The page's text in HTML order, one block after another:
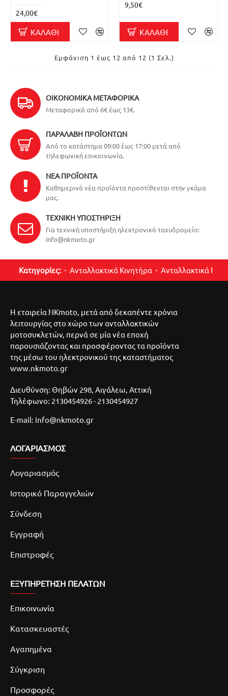
24,00€
ΚΑΛΆΘΙ
9,50€
ΚΑΛΆΘΙ
Εμφάνιση 1 έως 12 από 12 (1 Σελ.)
ΟΙΚΟΝΟΜΙΚΆ ΜΕΤΑΦΟΡΙΚΆ
Μεταφορικά από 6€ έως 13€.
ΠΑΡΑΛΑΒΉ ΠΡΟΪΌΝΤΩΝ
Από το κατάστημα 09:00 έως 17:00 μετά από
τηλεφωνική επικοινωνία.
ΝΈΑ ΠΡΟΪΌΝΤΑ
Καθημερινά νέα προϊόντα προστίθενται στην γκάμα
μας.
ΤΕΧΝΙΚΉ ΥΠΟΣΤΉΡΙΞΗ
Για τεχνική υποστήριξη ηλεκτρονικό ταχυδρομείο:
info@nkmoto.gr
Κατηγορίες: Ανταλλακτικά Κινητήρα Ανταλλακτικά
Η εταιρεία NKmoto, μετά από δεκαπέντε χρόνια
λειτουργίας στο χώρο των ανταλλακτικών
μοτοσυκλετών, περνά σε μία νέα εποχή
παρουσιάζοντας και προσφέροντας τα προϊόντα
της μέσω του ηλεκτρονικού της καταστήματος
www.nkmoto.gr
Διευθύνση: Θηβών 298, Αιγάλεω, Αττική
Τηλέφωνο: 2130454926 - 2130454927
E-mail: info@nkmoto.gr
ΛΟΓΑΡΙΑΣΜΌΣ
Λογαριασμός
Ιστορικό Παραγγελιών
Σύνδεση
Εγγραφή
Επιστροφές
ΕΞΥΠΗΡΕΤΗΣΗ ΠΕΛΑΤΩΝ
Επικοινωνία
Κατασκευαστές
Αγαπημένα
Σύγκριση
Προσφορές